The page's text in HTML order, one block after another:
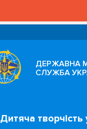
ДЕРЖАВНА
СЛУЖБА
Дитяча творчість